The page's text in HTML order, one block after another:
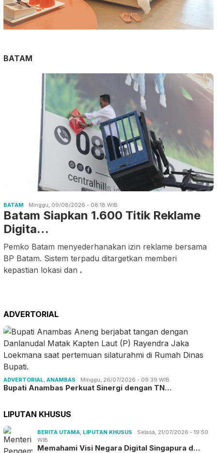
BATAM
BATAM Minggu, 09/08/2026 - 08:18 WIB
Batam Siapkan 1.600 Titik Reklame
Digita…
Pemko Batam menyederhanakan izin reklame bersama
BP Batam. Sistem terpadu ditargetkan memberi
kepastian lokasi dan .
ADVERTORIAL
ADVERTORIAL ANAMBAS Minggu, 26/07/2026 - 09:39 WIB
Bupati Anambas Perkuat Sinergi dengan TN…
LIPUTAN KHUSUS
BERITA UTAMA LIPUTAN KHUSUS
Selasa, 21/07/2026 - 19:50
WIB
Memahami Visi Negara Digital Singapura d…